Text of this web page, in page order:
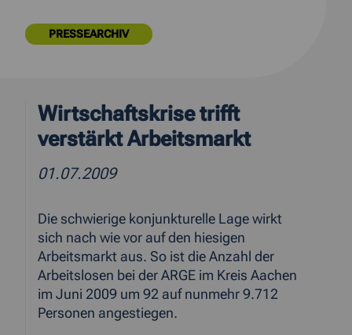
PRESSEARCHIV
Wirtschaftskrise trifft
verstärkt Arbeitsmarkt
01.07.2009
Die schwierige konjunkturelle Lage wirkt
sich nach wie vor auf den hiesigen
Arbeitsmarkt aus. So ist die Anzahl der
Arbeitslosen bei der ARGE im Kreis Aachen
im Juni 2009 um 92 auf nunmehr 9.712
Personen angestiegen.